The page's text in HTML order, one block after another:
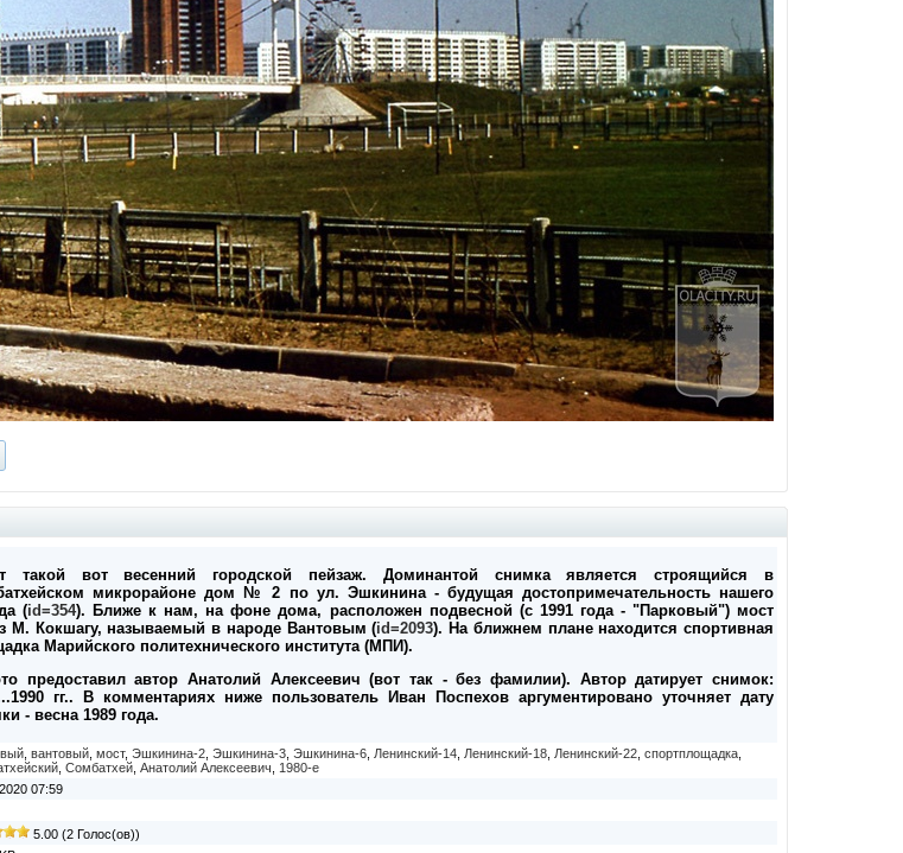
такой вот весенний городской пейзаж. Доминантой снимка является строящийся в
микрорайоне дом № 2 по ул. Эшкинина - будущая достопримечательность нашего
(id=354). Ближе к нам, на фоне дома, расположен подвесной (с 1991 года - "Парковый") мост
М. Кокшагу, называемый в народе Вантовым (id=2093). На ближнем плане находится спортивная
Марийского политехнического института (МПИ).
предоставил автор Анатолий Алексеевич (вот так - без фамилии). Автор датирует снимок:
гг.. В комментариях ниже пользователь Иван Поспехов аргументировано уточняет дату
- весна 1989 года.
вантовый мост, Эшкинина-2 Эшкинина-3 Эшкинина-6 Ленинский-14 Ленинский-18 Ленинский-22 спортплощадка
Сомбатхей Анатолий Алексеевич
1980-е
07:59
5.00 (2 Голос(ов))